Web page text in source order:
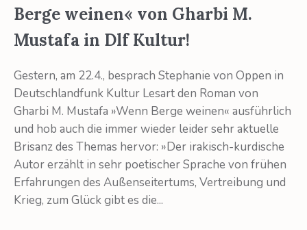
Berge weinen« von Gharbi M.
Mustafa in Dlf Kultur!
Gestern, am 22.4., besprach Stephanie von Oppen in
Deutschlandfunk Kultur Lesart den Roman von
Gharbi M. Mustafa »Wenn Berge weinen« ausführlich
und hob auch die immer wieder leider sehr aktuelle
Brisanz des Themas hervor: »Der irakisch-kurdische
Autor erzählt in sehr poetischer Sprache von frühen
Erfahrungen des Außenseitertums, Vertreibung und
Krieg, zum Glück gibt es die...